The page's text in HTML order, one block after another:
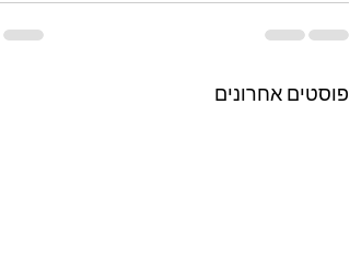
פוסטים אחרונים